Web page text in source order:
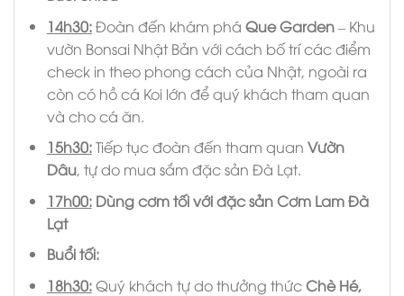
14h30:Đoàn đến khám phá Que Garden– Khu
vườn Bonsai Nhật Bản với cách bố trí các điểm
check in theo phong cách của Nhật, ngoài ra
còn có hồ cá Koi lớn để quý khách tham quan
và cho cá ăn.
15h30:Tiếp tục đoàn đến tham quan Vườn
Dâu, tự do mua sắm đặc sản Đà Lạt.
17h00: Dùng cơm tối với đặc sản Cơm Lam Đà
Lạt
Buổi tối:
18h30:Quý khách tự do thưởng thứcChè Hé,